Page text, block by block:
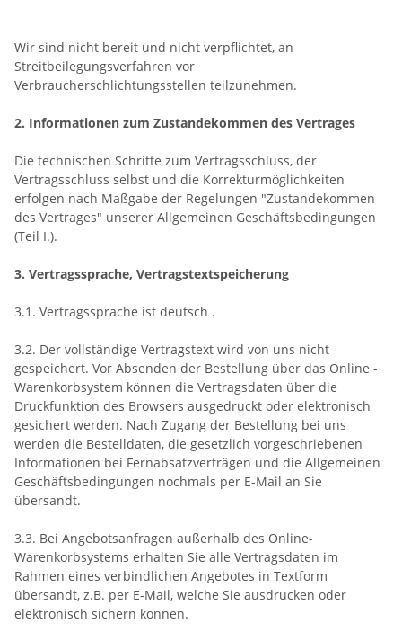
Wir sind nicht bereit und nicht verpflichtet, an
Streitbeilegungsverfahren vor
Verbraucherschlichtungsstellen teilzunehmen.
2. Informationen zum Zustandekommen des Vertrages
Die technischen Schritte zum Vertragsschluss, der
Vertragsschluss selbst und die Korrekturmöglichkeiten
erfolgen nach Maßgabe der Regelungen "Zustandekommen
des Vertrages" unserer Allgemeinen Geschäftsbedingungen
(Teil I.).
3. Vertragssprache, Vertragstextspeicherung
3.1. Vertragssprache ist deutsch .
3.2. Der vollständige Vertragstext wird von uns nicht
gespeichert. Vor Absenden der Bestellung über das Online -
Warenkorbsystem können die Vertragsdaten über die
Druckfunktion des Browsers ausgedruckt oder elektronisch
gesichert werden. Nach Zugang der Bestellung bei uns
werden die Bestelldaten, die gesetzlich vorgeschriebenen
Informationen bei Fernabsatzverträgen und die Allgemeinen
Geschäftsbedingungen nochmals per E-Mail an Sie
übersandt.
3.3. Bei Angebotsanfragen außerhalb des Online-
Warenkorbsystems erhalten Sie alle Vertragsdaten im
Rahmen eines verbindlichen Angebotes in Textform
übersandt, z.B. per E-Mail, welche Sie ausdrucken oder
elektronisch sichern können.